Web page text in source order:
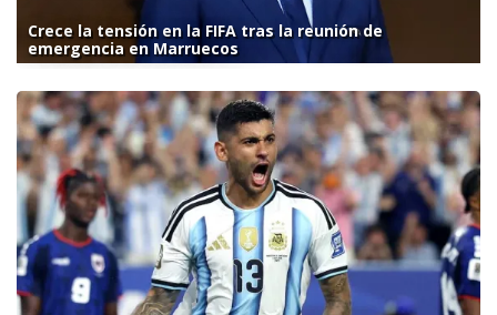
Crece la tensión en la FIFA tras la reunión de
emergencia en Marruecos